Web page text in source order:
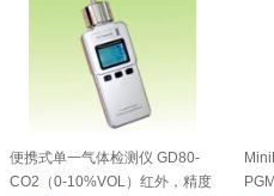
便携式单一气体检测仪 GD80-
CO2（0-10%VOL）红外，精度